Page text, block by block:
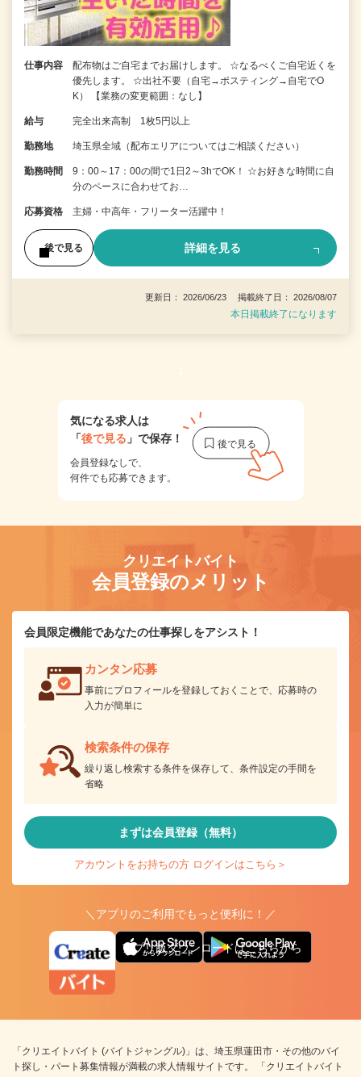
仕事内容
配布物はご自宅までお届けします。 ☆なるべくご自宅近くを
優先します。 ☆出社不要（自宅→ポスティング→自宅でO
K） 【業務の変更範囲：なし】
給与 完全出来高制 1枚5円以上
勤務地 埼玉県全域（配布エリアについてはご相談ください）
勤務時間
9：00～17：00の間で1日2～3hでOK！ ☆お好きな時間に自
分のペースに合わせてお…
応募資格 主婦・中高年・フリーター活躍中！
後で見る 詳細を見る
更新日： 2026/06/23 掲載終了日： 2026/08/07
本日掲載終了になります
1
気になる求人は
「後で見る 」で保存！
会員登録なしで、
何件でも応募できます。
クリエイトバイト
会員登録のメリット
会員限定機能であなたの仕事探しをアシスト！
カンタン応募
事前にプロフィールを登録しておくことで、応募時の
入力が簡単に
検索条件の保存
繰り返し検索する条件を保存して、条件設定の手間を
省略
まずは会員登録（無料）
アカウントをお持ちの方 ログインはこちら＞
＼アプリのご利用でもっと便利に！／
アプリ版ダウンロードはこちらから
「クリエイトバイト (バイトジャングル)」は、埼玉県蓮田市・その他のバイ
ト探し・パート募集情報が満載の求人情報サイトです。 「クリエイトバイト